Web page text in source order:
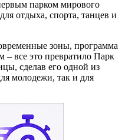
парком мирового
отдыха, спорта, танцев и
зоны, программа
все это превратило Парк
сделав его одной из
молодежи, так и для